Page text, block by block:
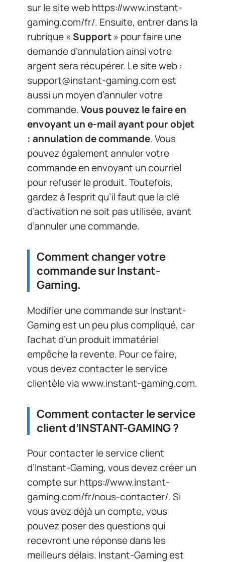
sur le site web https://www.instant-
gaming.com/fr/. Ensuite, entrer dans la
rubrique «Support» pour faire une
demande d’annulation ainsi votre
argent sera récupérer. Le site web :
support@instant-gaming.comest
aussi un moyen d’annuler votre
commande.Vous pouvez le faire en
envoyant un e-mail ayant pour objet
: annulation de commande. Vous
pouvez également annuler votre
commande en envoyant un courriel
pour refuser le produit. Toutefois,
gardez à l’esprit qu’il faut que la clé
d’activation ne soit pas utilisée, avant
d’annuler une commande.
Comment changer votre
commande sur Instant-
Gaming.
Modifier une commande sur Instant-
Gaming est un peu plus compliqué, car
l’achat d’un produit immatériel
empêche la revente. Pour ce faire,
vous devez contacter le service
clientèle via www.instant-gaming.com.
Comment contacter le service
client d’INSTANT-GAMING ?
Pour contacter le service client
d’Instant-Gaming, vous devez créer un
compte sur https://www.instant-
gaming.com/fr/nous-contacter/. Si
vous avez déjà un compte, vous
pouvez poser des questions qui
recevront une réponse dans les
meilleurs délais. Instant-Gaming est